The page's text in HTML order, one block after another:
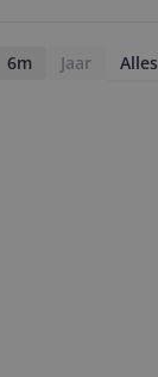
6m Jaar Alles